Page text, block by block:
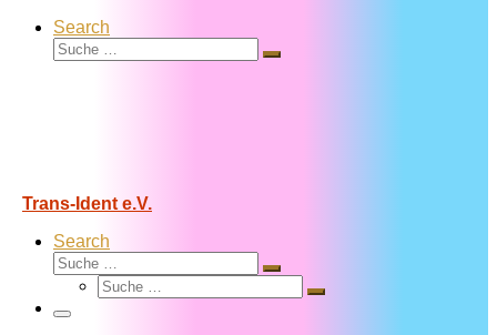
Search
Suche
Suche
Trans-Ident e.V.
Search
Suche
Suche
Suche
Suche
Menü